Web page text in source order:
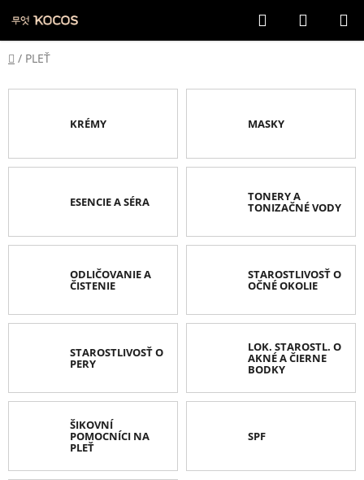
na
obsah
Hľadať
KOŠÍK
Domov
/ PLEŤ
KRÉMY MASKY
ESENCIE A SÉRA TONERY A
TONIZAČNÉ VODY
ODLIČOVANIE A
ČISTENIE
STAROSTLIVOSŤ O
OČNÉ OKOLIE
STAROSTLIVOSŤ O
PERY
LOK. STAROSTL. O
AKNÉ A ČIERNE
BODKY
ŠIKOVNÍ
POMOCNÍCI NA
PLEŤ
SPF